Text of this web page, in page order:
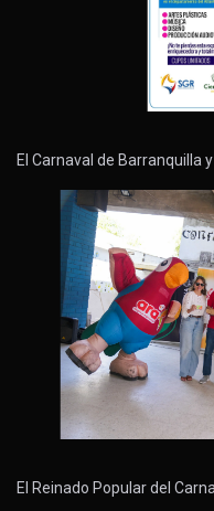
El Carnaval de Barranquilla
El Reinado Popular del